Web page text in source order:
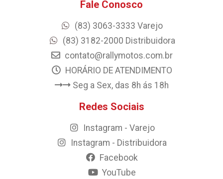
Fale Conosco
(83) 3063-3333 Varejo
(83) 3182-2000 Distribuidora
contato@rallymotos.com.br
HORÁRIO DE ATENDIMENTO
Seg a Sex, das 8h ás 18h
Redes Sociais
Instagram - Varejo
Instagram - Distribuidora
Facebook
YouTube